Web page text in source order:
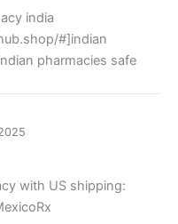
india
#]indian
pharmacies safe
with US shipping: